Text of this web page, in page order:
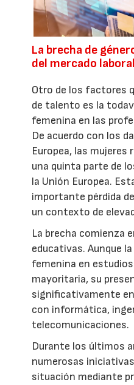
La brecha de
del mercado laboral
Otro de los factores
de talento es la
femenina en las
De acuerdo con los
Europea, las mujeres
una quinta parte de
la Unión Europea.
importante pérdida
un contexto de
La brecha comienza
educativas. Aunque
femenina en
mayoritaria, su
significativamente
con informática,
telecomunicaciones.
Durante los últimos
numerosas
situación mediante